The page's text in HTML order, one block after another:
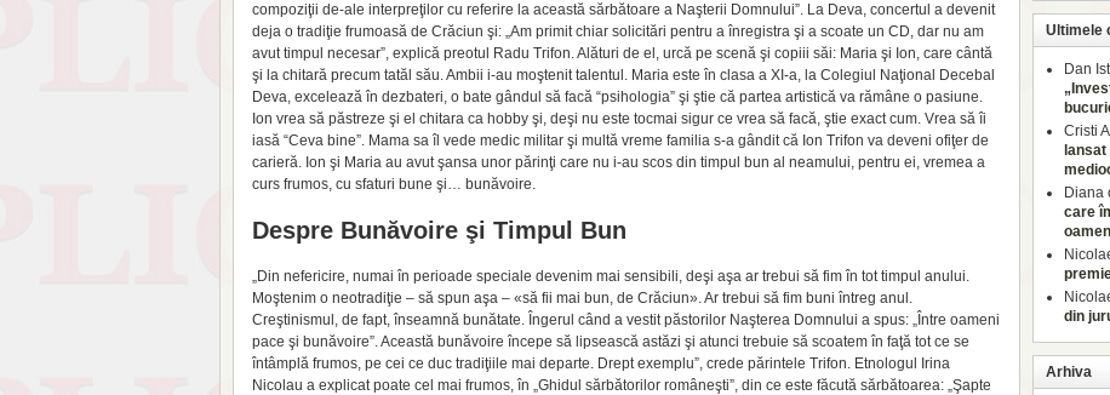
compoziţii de-ale interpreţilor cu referire la această sărbătoare a Naşterii Domnului”. La Deva, concertul a devenit
deja o tradiţie frumoasă de Crăciun şi: „Am primit chiar solicitări pentru a înregistra şi a scoate un CD, dar nu am
avut timpul necesar”, explică preotul Radu Trifon. Alături de el, urcă pe scenă şi copiii săi: Maria şi Ion, care cântă
şi la chitară precum tatăl său. Ambii i-au moştenit talentul. Maria este în clasa a XI-a, la Colegiul Naţional Decebal
Deva, excelează în dezbateri, o bate gândul să facă “psihologia” şi ştie că partea artistică va rămâne o pasiune.
Ion vrea să păstreze şi el chitara ca hobby şi, deşi nu este tocmai sigur ce vrea să facă, ştie exact cum. Vrea să îi
iasă “Ceva bine”. Mama sa îl vede medic militar şi multă vreme familia s-a gândit că Ion Trifon va deveni ofiţer de
carieră. Ion şi Maria au avut şansa unor părinţi care nu i-au scos din timpul bun al neamului, pentru ei, vremea a
curs frumos, cu sfaturi bune şi… bunăvoire.
Despre Bunăvoire şi Timpul Bun
„Din nefericire, numai în perioade speciale devenim mai sensibili, deşi aşa ar trebui să fim în tot timpul anului.
Moştenim o neotradiţie – să spun aşa – «să fii mai bun, de Crăciun». Ar trebui să fim buni întreg anul.
Creştinismul, de fapt, înseamnă bunătate. Îngerul când a vestit păstorilor Naşterea Domnului a spus: „Între oameni
pace şi bunăvoire”. Această bunăvoire începe să lipsească astăzi şi atunci trebuie să scoatem în faţă tot ce se
întâmplă frumos, pe cei ce duc tradiţiile mai departe. Drept exemplu”, crede părintele Trifon. Etnologul Irina
Nicolau a explicat poate cel mai frumos, în „Ghidul sărbătorilor româneşti”, din ce este făcută sărbătoarea: „Şapte
Ultimele
Dan
Cristi
Diana
care
din
Arhiva